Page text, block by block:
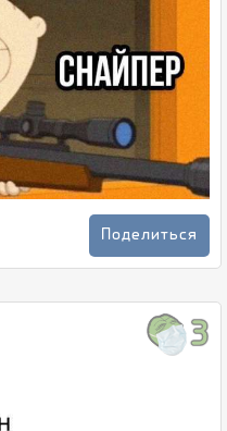
Поделиться
3